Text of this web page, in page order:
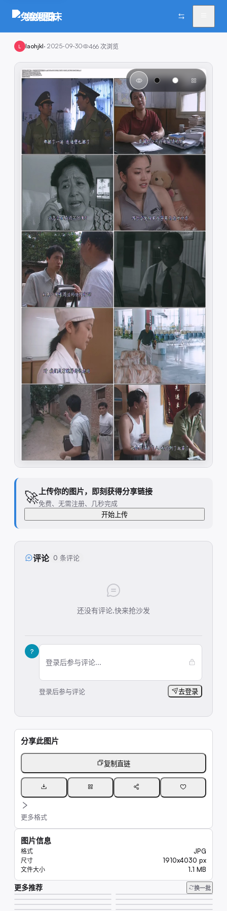
兔兔图床
L laohjkl· 2025-09-30 466 次浏览
🚀上传你的图片，即刻获得分享链接
免费、无需注册、几秒完成
开始上传
评论 0 条评论
还没有评论,快来抢沙发
?
登录后参与评论...
登录后参与评论 去登录
分享此图片
复制直链
更多格式
图片信息
格式 JPG
尺寸 1910x4030 px
文件大小 1.1 MB
更多推荐 换一批
157
145
179
263
159
229
251